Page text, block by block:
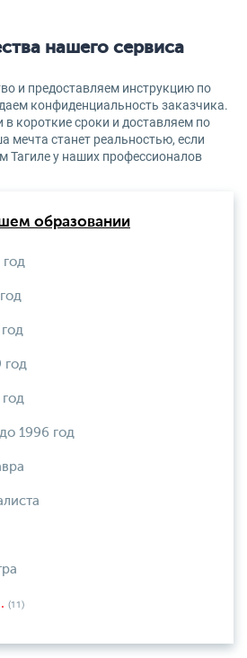
нашего сервиса
и предоставляем инструкцию по
конфиденциальность заказчика.
короткие сроки и доставляем по
мечта станет реальностью, если
Тагиле у наших профессионалов
образовании
год
1996 год
(11)